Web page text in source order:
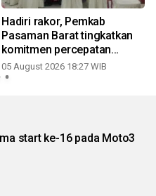
Hadiri rakor, Pemkab
Pasaman Barat tingkatkan
komitmen percepatan
sertifikasi halal UMKM
05 August 2026 18:27 WIB
start ke-16 pada Moto3